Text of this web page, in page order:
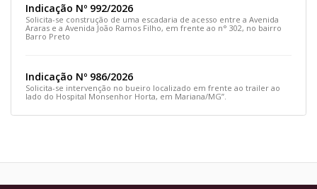
Indicação Nº 992/2026
Solicita-se construção de uma escadaria de acesso entre a Avenida
Araras e a Avenida João Ramos Filho, em frente ao n° 302, no bairro
Barro Preto
Indicação Nº 986/2026
Solicita-se intervenção no bueiro localizado em frente ao trailer ao
lado do Hospital Monsenhor Horta, em Mariana/MG”.